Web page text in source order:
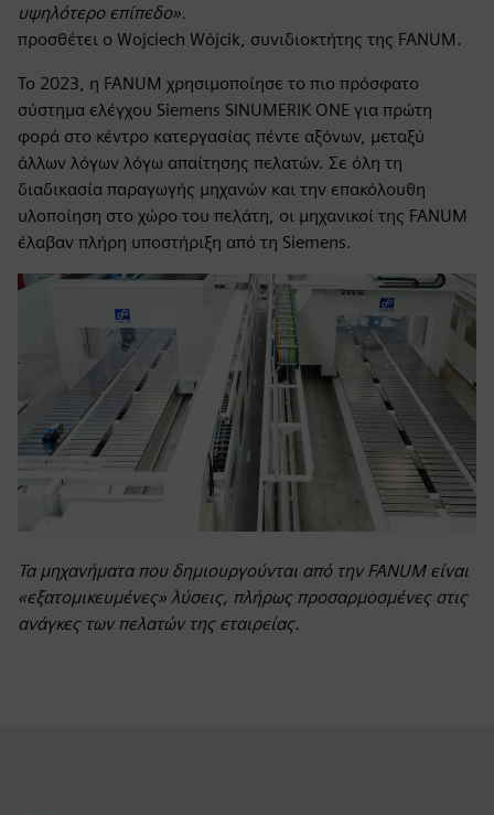
υψηλότερο επίπεδο».
προσθέτει ο Wojciech Wójcik, συνιδιοκτήτης της FANUM.
Το 2023, η FANUM χρησιμοποίησε το πιο πρόσφατο
σύστημα ελέγχου Siemens SINUMERIK ONE για πρώτη
φορά στο κέντρο κατεργασίας πέντε αξόνων, μεταξύ
άλλων λόγων λόγω απαίτησης πελατών. Σε όλη τη
διαδικασία παραγωγής μηχανών και την επακόλουθη
υλοποίηση στο χώρο του πελάτη, οι μηχανικοί της FANUM
έλαβαν πλήρη υποστήριξη από τη Siemens.
Τα μηχανήματα που δημιουργούνται από την FANUM είναι
«εξατομικευμένες» λύσεις, πλήρως προσαρμοσμένες στις
ανάγκες των πελατών της εταιρείας.